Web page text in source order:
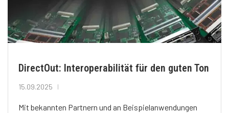
DirectOut: Interoperabilität für den guten Ton
15.09.2025
Mit bekannten Partnern und an Beispielanwendungen